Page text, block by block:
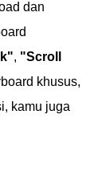
dan
, "Scroll
khusus,
kamu juga